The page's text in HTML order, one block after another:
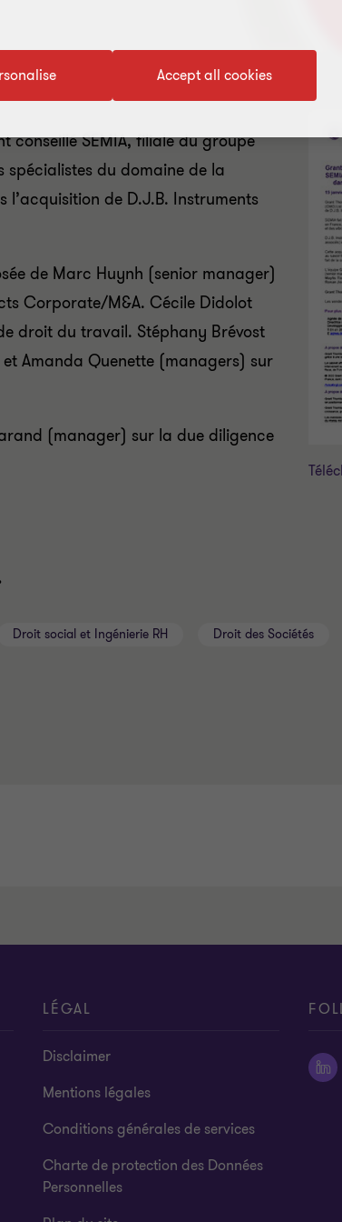
conseillé SEMIA, filiale du groupe
du domaine de la
de D.J.B. Instruments
de Marc Huynh (senior manager)
Corporate/M&A. Cécile Didolot
droit du travail. Stéphany Brévost
Amanda Quenette (managers) sur
(manager) sur la due diligence
Droit social et Ingénierie RH Droit des Sociétés
LÉGAL
Disclaimer
Mentions légales
Conditions générales de services
Charte de protection des Données
Personnelles
Accept all cookies